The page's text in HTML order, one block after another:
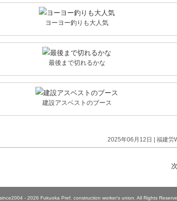
ヨーヨー釣りも大人気
最後まで切れるかな
建設アスベストのブース
2025年06月12日 | 福建労
- 2026 Fukuoka Pref. construction worker's union. All Rights